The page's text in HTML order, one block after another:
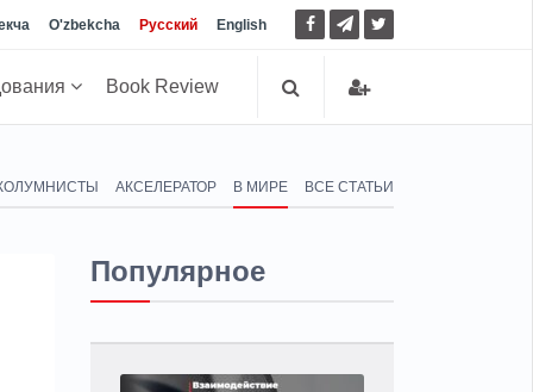
O'zbekcha Русский English
Book Review
АКСЕЛЕРАТОР В МИРЕ ВСЕ СТАТЬИ
Популярное